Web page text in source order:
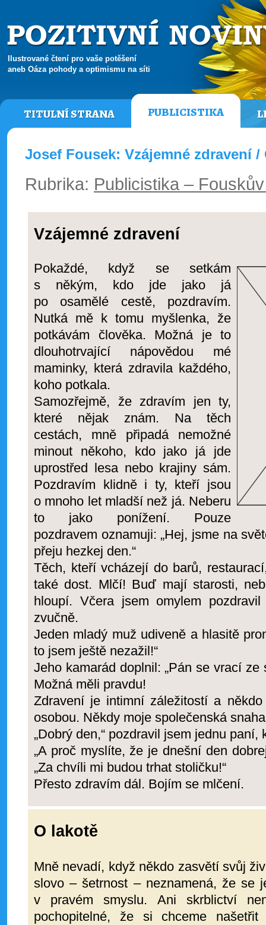
Ilustrované čtení pro vaše potěšení
aneb Oáza pohody a optimismu na síti
TITULNÍ STRANA PUBLICISTIKA
Josef Fousek: Vzájemné zdravení /
Rubrika: Publicistika –
Vzájemné zdravení
Pokaždé, když se setkám
s někým, kdo jde jako já
po osamělé cestě, pozdravím.
Nutká mě k tomu myšlenka, že
potkávám člověka. Možná je to
dlouhotrvající nápovědou mé
maminky, která zdravila každého,
koho potkala.
Samozřejmě, že zdravím jen ty,
které nějak znám. Na těch
cestách, mně připadá nemožné
minout někoho, kdo jako já jde
uprostřed lesa nebo krajiny sám.
Pozdravím klidně i ty, kteří jsou
o mnoho let mladší než já. Neberu
to jako ponížení. Pouze
pozdravem oznamuji: „Hej, jsme na
přeju hezkej den.“
Těch, kteří vcházejí do barů,
také dost. Mlčí! Buď mají starosti,
hloupí. Včera jsem omylem
zvučně.
Jeden mladý muž udiveně a hlasitě
to jsem ještě nezažil!“
Jeho kamarád doplnil: „Pán se vrací ze
Možná měli pravdu!
Zdravení je intimní záležitostí a
osobou. Někdy moje společenská
„Dobrý den,“ pozdravil jsem jednu
„A proč myslíte, že je dnešní den
„Za chvíli mi budou trhat stoličku!“
Přesto zdravím dál. Bojím se mlčení.
O lakotě
Mně nevadí, když někdo zasvětí svůj
slovo – šetrnost – neznamená, že se
v pravém smyslu. Ani skrblictví
pochopitelné, že si chceme